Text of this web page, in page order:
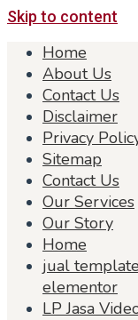
Skip to content
Home
About Us
Contact Us
Disclaimer
Privacy
Sitemap
Contact Us
Our Services
Our Story
Home
jual
elementor
LP Jasa